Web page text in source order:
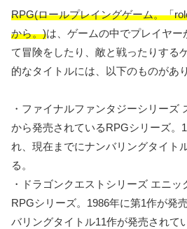
RPG(ロールプレイングゲーム。「
から。)は、ゲームの中でプレイヤー
て冒険をしたり、敵と戦ったりする
的なタイトルには、以下のものがあ
・ファイナルファンタジーシリーズ
から発売されているRPGシリーズ。
れ、現在までにナンバリングタイト
る。
・ドラゴンクエストシリーズ エニ
RPGシリーズ。1986年に第1作が発
バリングタイトル11作が発売されて